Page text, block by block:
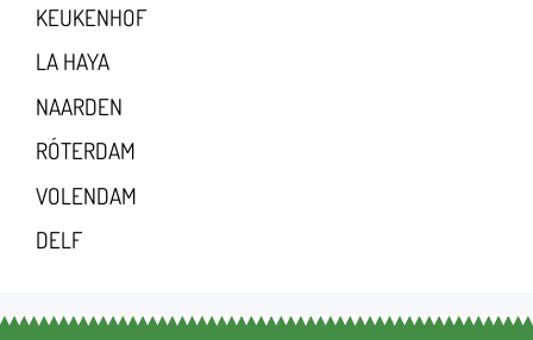
KEUKENHOF
LA HAYA
NAARDEN
RÓTERDAM
VOLENDAM
DELF